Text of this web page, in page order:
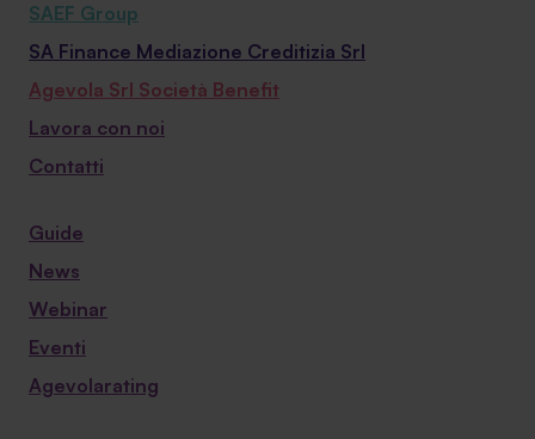
SAEF Group
SA Finance Mediazione Creditizia Srl
Agevola Srl Società Benefit
Lavora con noi
Contatti
Guide
News
Webinar
Eventi
Agevolarating